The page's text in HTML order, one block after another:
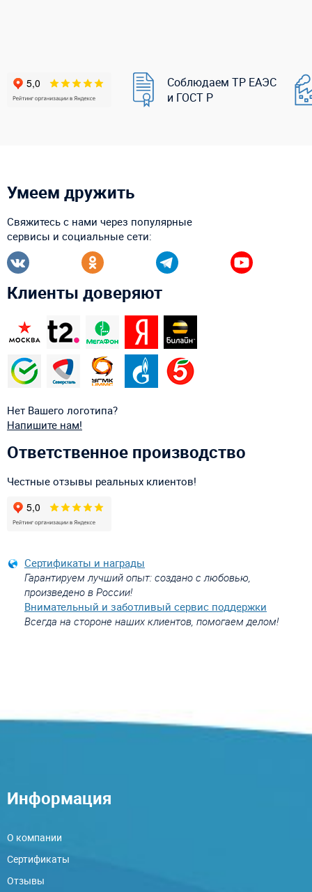
Соблюдаем ТР ЕАЭС
и ГОСТ Р
Умеем дружить
Свяжитесь с нами через популярные
сервисы и социальные сети:
Клиенты доверяют
Нет Вашего логотипа?
Напишите нам!
Ответственное производство
Честные отзывы реальных клиентов!
Сертификаты и награды
Гарантируем лучший опыт: создано с любовью,
произведено в России!
Внимательный и заботливый сервис поддержки
Всегда на стороне наших клиентов, помогаем делом!
Информация
О компании
Сертификаты
Отзывы